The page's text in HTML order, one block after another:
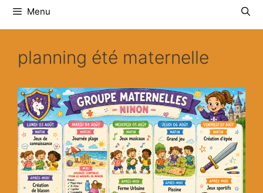
Menu
planning été maternelle